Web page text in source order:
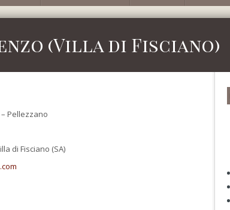
(Villa di Fisciano)
Pellezzano
di Fisciano (SA)